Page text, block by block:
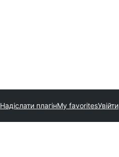
Надіслати плагінMy favoritesУвійти